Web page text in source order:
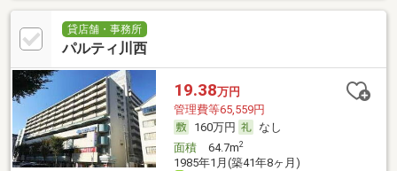
貸店舗・事務所
パルティ川西
19.38万円
管理費等65,559円
160万円
なし
面積64.7m2
1985年1月(築41年8ヶ月)